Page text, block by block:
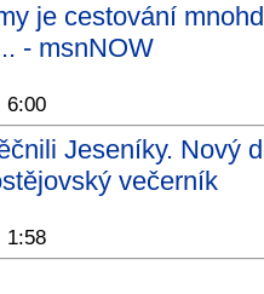
je cestování
- msnNOW
6:00
Jeseníky. Nový
večerník
1:58